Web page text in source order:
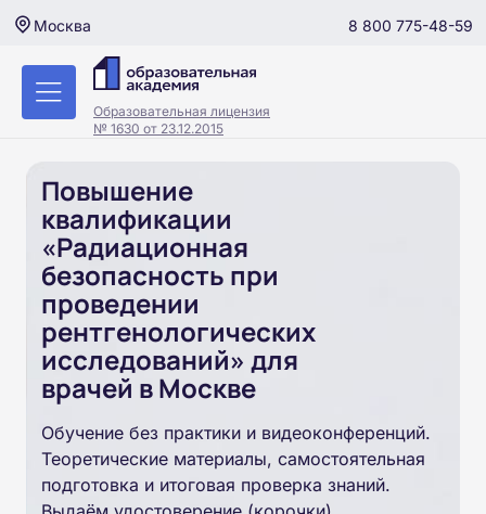
Москва 8 800 775-48-59
Образовательная лицензия
№ 1630 от 23.12.2015
Повышение
квалификации
«Радиационная
безопасность при
проведении
рентгенологических
исследований» для
врачей в Москве
Обучение без практики и видеоконференций.
Теоретические материалы, самостоятельная
подготовка и итоговая проверка знаний.